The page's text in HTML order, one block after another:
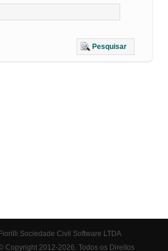
Pesquisar
Sociedade Civil Software LTDA
Copyright 2012-2026. Todos os Direitos